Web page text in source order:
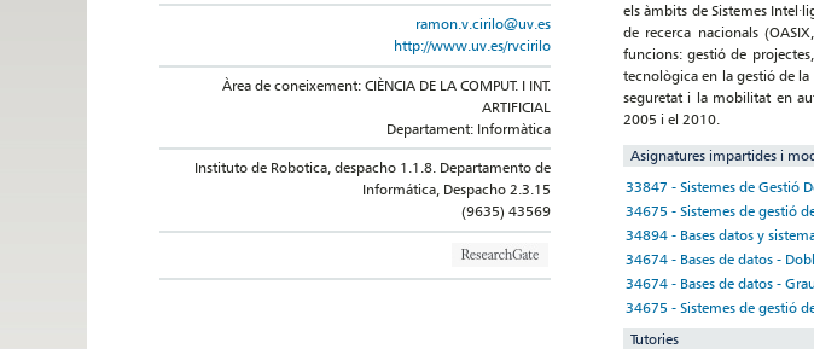
ramon.v.cirilo@uv.es
http://www.uv.es/rvcirilo
Àrea de coneixement: CIÈNCIA DE LA COMPUT. I INT.
ARTIFICIAL
Departament: Informàtica
Instituto de Robotica, despacho 1.1.8. Departamento de
Informática, Despacho 2.3.15
(9635) 43569
els àmbits de Sistemes
de recerca nacionals
funcions: gestió de
tecnològica en la gestió de la
seguretat i la mobilitat en
2005 i el 2010.
Asignatures impartides i
33847 - Sistemes de Gestió
34675 - Sistemes de gestió
34894 - Bases datos y
34674 - Bases de datos -
34674 - Bases de datos -
34675 - Sistemes de gestió
Tutories